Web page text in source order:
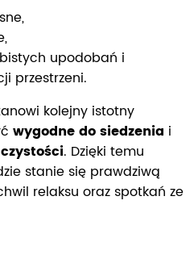
upodobań i
przestrzeni.
kolejny istotny
wygodne do siedzenia i
. Dzięki temu
stanie się prawdziwą
relaksu oraz spotkań ze